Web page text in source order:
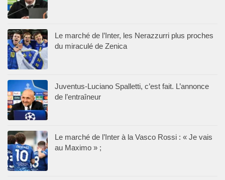
Le marché de l’Inter, les Nerazzurri plus proches
du miraculé de Zenica
Juventus-Luciano Spalletti, c’est fait. L’annonce
de l’entraîneur
Le marché de l’Inter à la Vasco Rossi : « Je vais
au Maximo » ;